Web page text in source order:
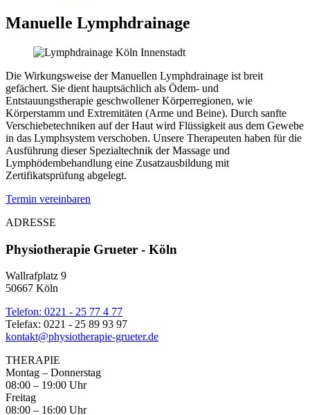
Manuelle Lymphdrainage
Die Wirkungsweise der Manuellen Lymphdrainage ist breit
gefächert. Sie dient hauptsächlich als Ödem- und
Entstauungstherapie geschwollener Körperregionen, wie
Körperstamm und Extremitäten (Arme und Beine). Durch sanfte
Verschiebetechniken auf der Haut wird Flüssigkeit aus dem Gewebe
in das Lymphsystem verschoben. Unsere Therapeuten haben für die
Ausführung dieser Spezialtechnik der Massage und
Lymphödembehandlung eine Zusatzausbildung mit
Zertifikatsprüfung abgelegt.
Termin vereinbaren
ADRESSE
Physiotherapie Grueter - Köln
Wallrafplatz 9
50667 Köln
Telefon: 0221 - 25 77 4 77
Telefax: 0221 - 25 89 93 97
kontakt@physiotherapie-grueter.de
THERAPIE
Montag – Donnerstag
08:00 – 19:00 Uhr
Freitag
08:00 – 16:00 Uhr